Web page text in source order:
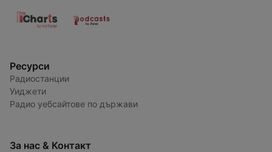
Ресурси
Радиостанции
Уиджети
Радио уебсайтове по държави
За нас & Контакт